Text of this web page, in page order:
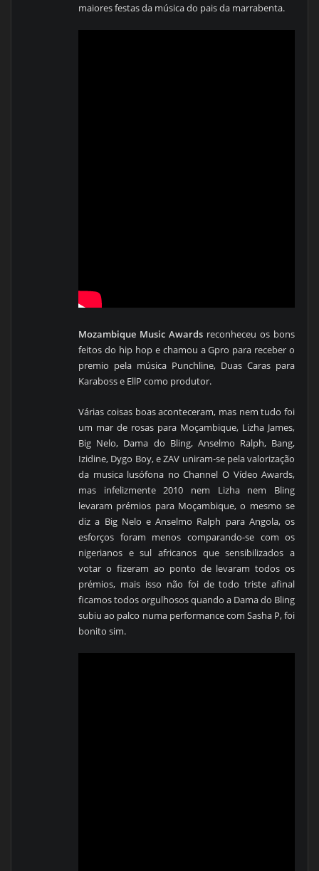
maiores festas da música do pais da marrabenta.
Mozambique Music Awards reconheceu os bons
feitos do hip hop e chamou a Gpro para receber o
premio pela música Punchline, Duas Caras para
Karaboss e EllP como produtor.
Várias coisas boas aconteceram, mas nem tudo foi
um mar de rosas para Moçambique, Lizha James,
Big Nelo, Dama do Bling, Anselmo Ralph, Bang,
Izidine, Dygo Boy, e ZAV uniram-se pela valorização
da musica lusófona no Channel O Vídeo Awards,
mas infelizmente 2010 nem Lizha nem Bling
levaram prémios para Moçambique, o mesmo se
diz a Big Nelo e Anselmo Ralph para Angola, os
esforços foram menos comparando-se com os
nigerianos e sul africanos que sensibilizados a
votar o fizeram ao ponto de levaram todos os
prémios, mais isso não foi de todo triste afinal
ficamos todos orgulhosos quando a Dama do Bling
subiu ao palco numa performance com Sasha P, foi
bonito sim.